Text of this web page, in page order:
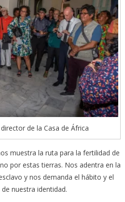
de la Casa de África
muestra la ruta para la fertilidad de
por estas tierras. Nos adentra en la
y nos demanda el hábito y el
nuestra identidad.